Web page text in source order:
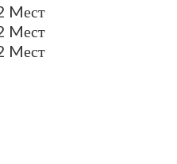
Mест
Mест
Mест